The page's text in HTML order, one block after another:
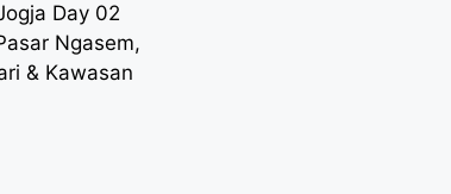
Day 02
Ngasem,
& Kawasan